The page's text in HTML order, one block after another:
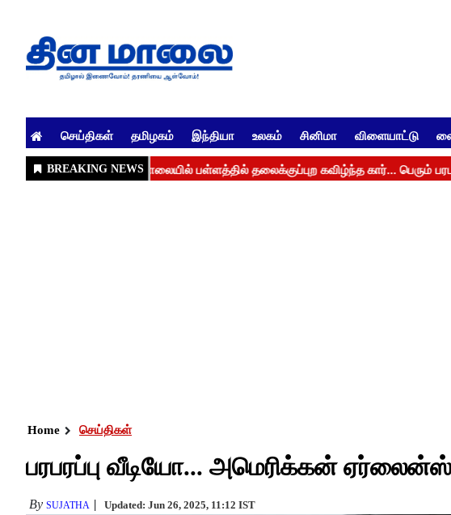
செய்திகள் தமிழகம் இந்தியா உலகம் சினிமா விளையாட்டு
Home செய்திகள்
பரபரப்பு வீடியோ... அமெரிக்கன் ஏர்லைன்ஸ்
By SUJATHA Updated: Jun 26, 2025, 11:12 IST